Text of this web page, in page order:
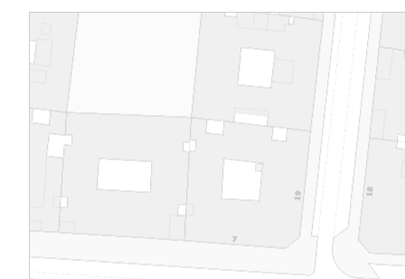
que recuerdan a los de las calles Mayor y
como su contraste con el aparejo de
plantas altas, sobre el que se destacan las
guarniciones e impostas en yeso. No es
significativo el hecho de utilizar el
para edificios de las clases acomodadas,
hasta entonces se había asociado a las
aunque los cuerpos de miradores
extremos de los frentes, el sutil diseño de
paramentos, que se curvan en el chaflán, o
decorativas de ladrillo con formas
rombos, hendiduras, sirvan para
un destino más elevado.